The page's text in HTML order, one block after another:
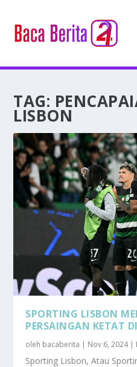
TAG:
LISBON
SPORTING LISBON
PERSAINGAN KETAT
oleh bacaberita | Nov 6, 2024|
Sporting Lisbon, Atau